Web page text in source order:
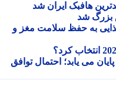
هافبک ایران شد
شد
به حفظ سلامت مغز و
می یابد؛ احتمال توافق